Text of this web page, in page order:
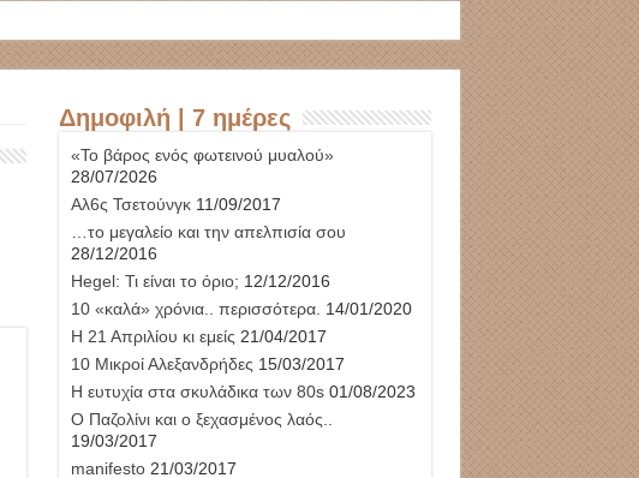
Δημοφιλή | 7 ημέρες
«Το βάρος ενός φωτεινού μυαλού»
28/07/2026
Αλ6ς Τσετούνγκ11/09/2017
…το μεγαλείο και την απελπισία σου
28/12/2016
Hegel: Τι είναι το όριο; 12/12/2016
10 «καλά» χρόνια.. περισσότερα. 14/01/2020
Η 21 Απριλίου κι εμείς 21/04/2017
10 Μικροί Αλεξανδρήδες 15/03/2017
Η ευτυχία στα σκυλάδικα των 80s01/08/2023
Ο Παζολίνι και ο ξεχασμένος λαός..
19/03/2017
manifesto21/03/2017